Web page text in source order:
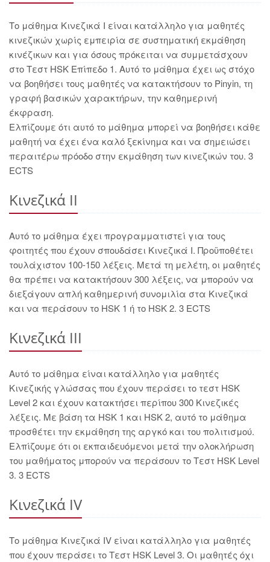
Το μάθημα Κινεζικά I είναι κατάλληλο για μαθητές
κινεζικών χωρίς εμπειρία σε συστηματική εκμάθηση
κινέζικων και για όσους πρόκειται να συμμετάσχουν
στο Τεστ HSK Επίπεδο 1. Αυτό το μάθημα έχει ως στόχο
να βοηθήσει τους μαθητές να κατακτήσουν το Pinyin, τη
γραφή βασικών χαρακτήρων, την καθημερινή
έκφραση.
Ελπίζουμε ότι αυτό το μάθημα μπορεί να βοηθήσει κάθε
μαθητή να έχει ένα καλό ξεκίνημα και να σημειώσει
περαιτέρω πρόοδο στην εκμάθηση των κινεζικών του. 3
ECTS
Κινεζικά II
Αυτό το μάθημα έχει προγραμματιστεί για τους
φοιτητές που έχουν σπουδάσει Κινεζικά Ι. Προϋποθέτει
τουλάχιστον 100-150 λέξεις. Μετά τη μελέτη, οι μαθητές
θα πρέπει να κατακτήσουν 300 λέξεις, να μπορούν να
διεξάγουν απλή καθημερινή συνομιλία στα Κινεζικά
και να περάσουν το HSK 1 ή το HSK 2. 3 ECTS
Κινεζικά III
Αυτό το μάθημα είναι κατάλληλο για μαθητές
Κινεζικής γλώσσας που έχουν περάσει το τεστ HSK
Level 2 και έχουν κατακτήσει περίπου 300 Κινεζικές
λέξεις. Με βάση τα HSK 1 και HSK 2, αυτό το μάθημα
προσθέτει την εκμάθηση της αργκό και του πολιτισμού.
Ελπίζουμε ότι οι εκπαιδευόμενοι μετά την ολοκλήρωση
του μαθήματος μπορούν να περάσουν το Τεστ HSK Level
3. 3 ECTS
Κινεζικά IV
Το μάθημα Κινεζικά IV είναι κατάλληλο για μαθητές
που έχουν περάσει το Τεστ HSK Level 3. Οι μαθητές όχι